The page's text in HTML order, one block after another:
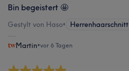
Bin begeistert 🤩
Gestylt von Haso• Herrenhaarschnitt
Martin•vor 6 Tagen